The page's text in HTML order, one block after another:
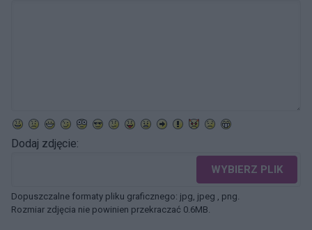
Dodaj zdjęcie:
WYBIERZ PLIK
Dopuszczalne formaty pliku graficznego: jpg, jpeg , png.
Rozmiar zdjęcia nie powinien przekraczać 0.6MB.